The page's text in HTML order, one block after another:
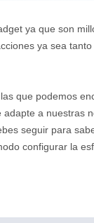
ya que son
ya sea
que podemos
a nuestras
seguir para
configurar la